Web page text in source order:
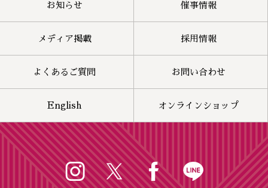
お知らせ 催事情報
メディア掲載 採用情報
よくあるご質問 お問い合わせ
English オンラインショップ